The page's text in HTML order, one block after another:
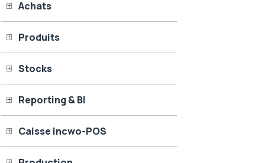
Achats
Produits
Stocks
Reporting & BI
Caisse incwo-POS